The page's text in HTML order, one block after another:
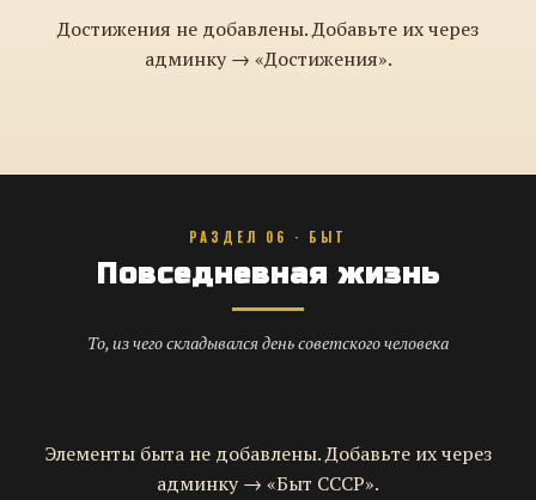
Достижения не добавлены. Добавьте их через
админку → «Достижения».
РАЗДЕЛ 06 · БЫТ
Повседневная жизнь
То, из чего складывался день советского человека
Элементы быта не добавлены. Добавьте их через
админку → «Быт СССР».